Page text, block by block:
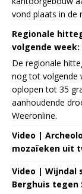
vond plaats in de
Regionale
volgende
De regionale
nog tot volgende
oplopen tot 35
aanhoudende
Weeronline.
Video |
mozaïeken uit
Video | Wijndal
Berghuis tegen